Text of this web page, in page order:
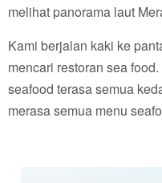
melihat panorama laut
Kami berjalan kaki ke
mencari restoran sea
seafood terasa semua
merasa semua menu